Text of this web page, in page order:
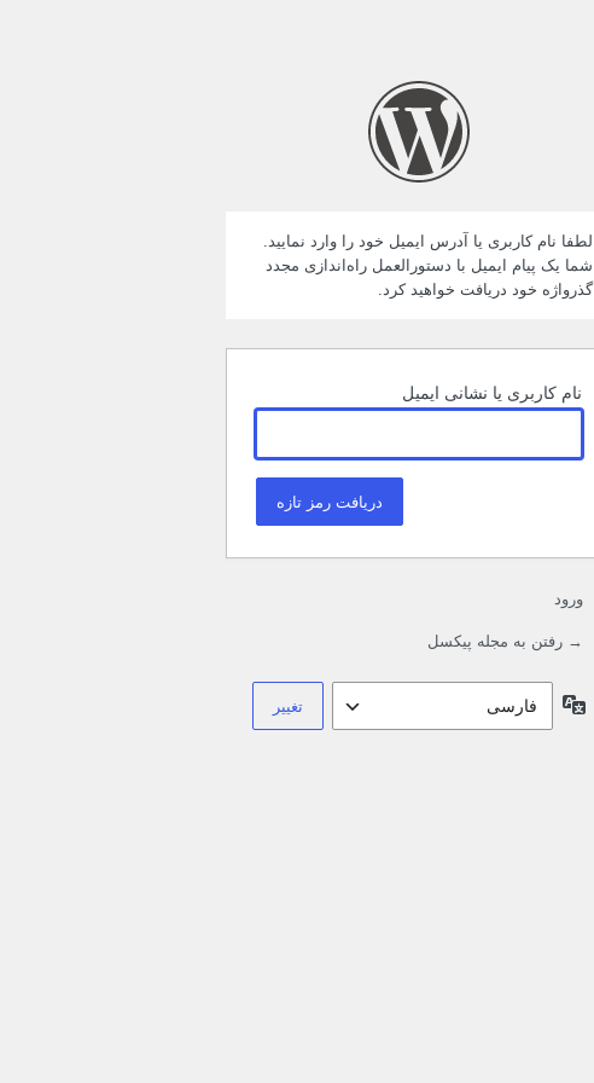
لطفا نام کاربری یا آدرس ایمیل خود را وارد نمایید.
شما یک پیام ایمیل با دستورالعمل راه‌اندازی مجدد
گذرواژه خود دریافت خواهید کرد.
نام کاربری یا نشانی ایمیل
ورود
→ رفتن به مجله پیکسل
زبان